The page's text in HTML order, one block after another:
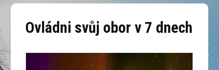
Ovládni svůj obor v 7 dnech